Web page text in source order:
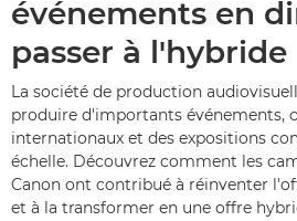
événements en
passer à l'hybride
La société de production
produire d'importants événements,
internationaux et des expositions
échelle. Découvrez comment les
Canon ont contribué à réinventer
et à la transformer en une offre